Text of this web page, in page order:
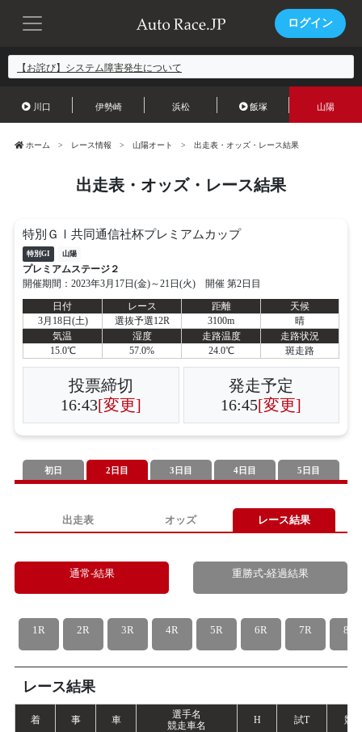
ログイン
【お詫び】システム障害発生について
川口 伊勢崎 浜松 飯塚 山陽
ホーム レース情報 山陽オート 出走表・オッズ・レース結果
出走表・オッズ・レース結果
特別ＧⅠ共同通信社杯プレミアムカップ
特別GI 山陽
プレミアムステージ２
開催期間：2023年3月17日(金)～21日(火) 開催 第2日目
日付
レース 距離
天候
3月18日(土)
選抜予選12R 3100m
晴
気温
湿度 走路温度
走路状況
15.0℃
57.0% 24.0℃ 斑走路
投票締切
16:43[変更]
発走予定
16:45[変更]
初日 2日目 3日目 4日目 5日目
出走表 オッズ レース結果
通常-結果 重勝式-経過結果
1R 2R 3R 4R 5R 6R 7R 8R
レース結果
着 事 車
選手名
競走車名
H 試T 競